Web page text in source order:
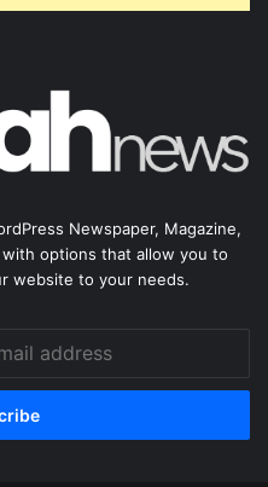
Newspaper, Magazine,
options that allow you to
website to your needs.